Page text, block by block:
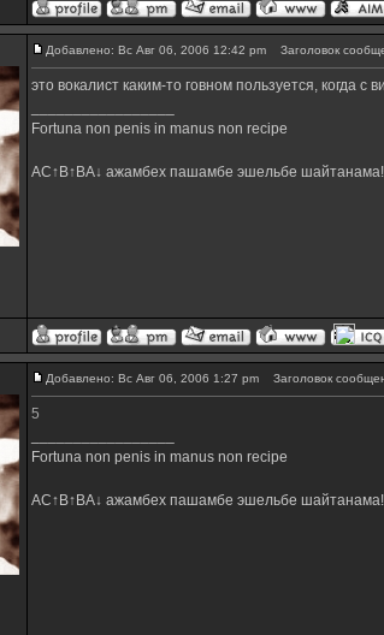
Добавлено: Вс Авг 06, 2006 12:42 pm Заголовок
это вокалист каким-то говном пользуется, когда
Fortuna non penis in manus non recipe
AC↑B↑BA↓ ажамбех пашамбе эшельбе шайтанама!
Добавлено: Вс Авг 06, 2006 1:27 pm Заголовок
5
Fortuna non penis in manus non recipe
AC↑B↑BA↓ ажамбех пашамбе эшельбе шайтанама!